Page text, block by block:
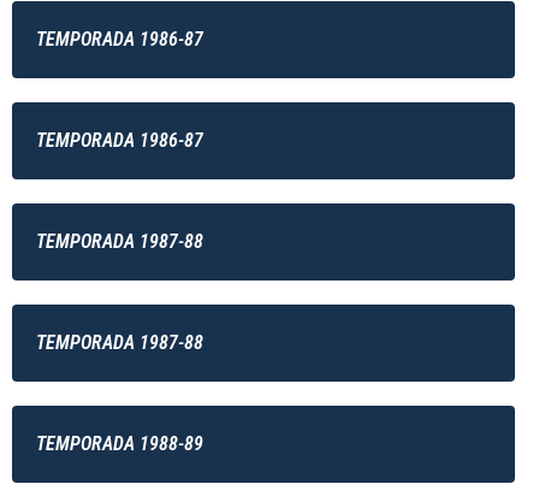
TEMPORADA 1986-87
TEMPORADA 1986-87
TEMPORADA 1987-88
TEMPORADA 1987-88
TEMPORADA 1988-89